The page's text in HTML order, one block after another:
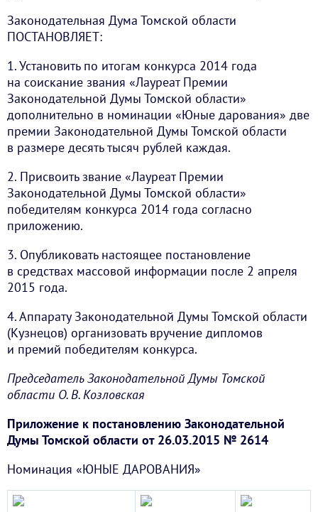
Законодательная Дума Томской области
ПОСТАНОВЛЯЕТ:
1. Установить по итогам конкурса 2014 года
на соискание звания «Лауреат Премии
Законодательной Думы Томской области»
дополнительно в номинации «Юные дарования» две
премии Законодательной Думы Томской области
в размере десять тысяч рублей каждая.
2. Присвоить звание «Лауреат Премии
Законодательной Думы Томской области»
победителям конкурса 2014 года согласно
приложению.
3. Опубликовать настоящее постановление
в средствах массовой информации после 2 апреля
2015 года.
4. Аппарату Законодательной Думы Томской области
(Кузнецов) организовать вручение дипломов
и премий победителям конкурса.
Председатель Законодательной Думы Томской
области О. В. Козловская
Приложение к постановлению Законодательной
Думы Томской области от 26.03.2015 № 2614
Номинация «ЮНЫЕ ДАРОВАНИЯ»